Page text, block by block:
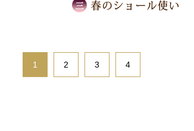
1 2 3 4